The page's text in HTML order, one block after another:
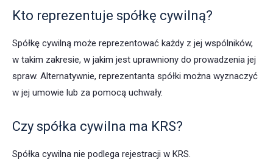
Kto reprezentuje spółkę cywilną?
Spółkę cywilną może reprezentować każdy z jej wspólników,
w takim zakresie, w jakim jest uprawniony do prowadzenia jej
spraw. Alternatywnie, reprezentanta spółki można wyznaczyć
w jej umowie lub za pomocą uchwały.
Czy spółka cywilna ma KRS?
Spółka cywilna nie podlega rejestracji w KRS.